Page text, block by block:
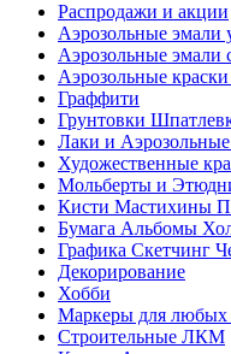
Распродажи и акции
Аэрозольные эмали
Аэрозольные эмали
Аэрозольные
Граффити
Грунтовки
Лаки и
Художественные
Мольберты и
Кисти Мастихины
Бумага Альбомы
Графика Скетчинг
Декорирование
Хобби
Маркеры для любых
Строительные ЛКМ